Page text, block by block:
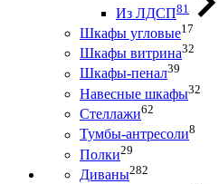
Из ЛДСП81
Шкафы угловые17
Шкафы витрина32
Шкафы-пенал39
Навесные шкафы32
Стеллажи62
Тумбы-антресоли8
Полки29
Диваны282